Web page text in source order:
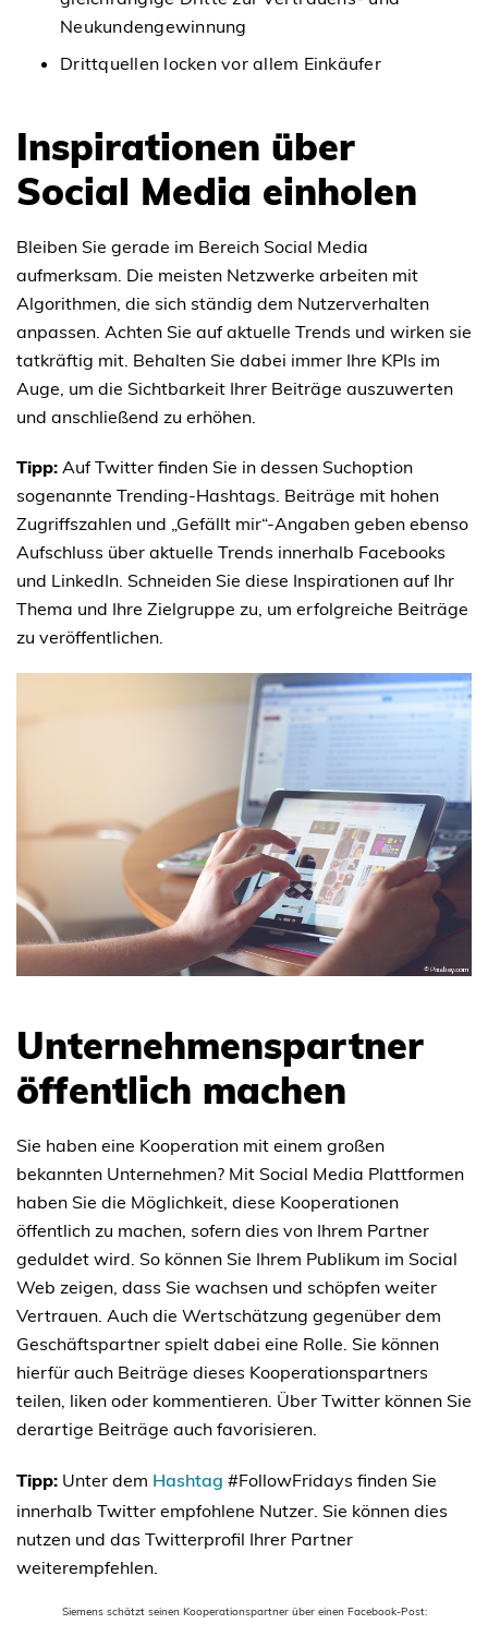
Neukundengewinnung
Drittquellen locken vor allem Einkäufer
Inspirationen über
Social Media einholen
Bleiben Sie gerade im Bereich Social Media
aufmerksam. Die meisten Netzwerke arbeiten mit
Algorithmen, die sich ständig dem Nutzerverhalten
anpassen. Achten Sie auf aktuelle Trends und wirken sie
tatkräftig mit. Behalten Sie dabei immer Ihre KPIs im
Auge, um die Sichtbarkeit Ihrer Beiträge auszuwerten
und anschließend zu erhöhen.
Tipp: Auf Twitter finden Sie in dessen Suchoption
sogenannte Trending-Hashtags. Beiträge mit hohen
Zugriffszahlen und „Gefällt mir“-Angaben geben ebenso
Aufschluss über aktuelle Trends innerhalb Facebooks
und LinkedIn. Schneiden Sie diese Inspirationen auf Ihr
Thema und Ihre Zielgruppe zu, um erfolgreiche Beiträge
zu veröffentlichen.
Unternehmenspartner
öffentlich machen
Sie haben eine Kooperation mit einem großen
bekannten Unternehmen? Mit Social Media Plattformen
haben Sie die Möglichkeit, diese Kooperationen
öffentlich zu machen, sofern dies von Ihrem Partner
geduldet wird. So können Sie Ihrem Publikum im Social
Web zeigen, dass Sie wachsen und schöpfen weiter
Vertrauen. Auch die Wertschätzung gegenüber dem
Geschäftspartner spielt dabei eine Rolle. Sie können
hierfür auch Beiträge dieses Kooperationspartners
teilen, liken oder kommentieren. Über Twitter können Sie
derartige Beiträge auch favorisieren.
Tipp: Unter dem Hashtag #FollowFridays finden Sie
innerhalb Twitter empfohlene Nutzer. Sie können dies
nutzen und das Twitterprofil Ihrer Partner
weiterempfehlen.
Siemens schätzt seinen Kooperationspartner über einen Facebook-Post: